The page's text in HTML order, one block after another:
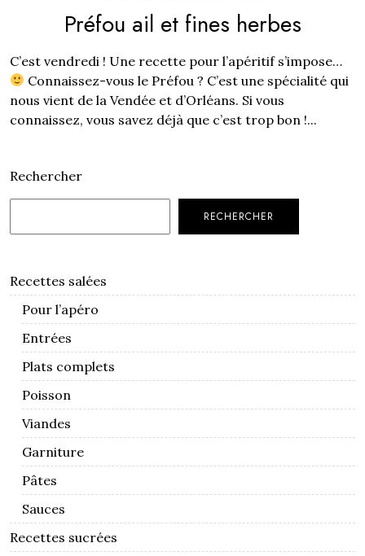
Préfou ail et fines herbes
C’est vendredi ! Une recette pour l’apéritif s’impose…
Connaissez-vous le Préfou ? C’est une spécialité qui
nous vient de la Vendée et d’Orléans. Si vous
connaissez, vous savez déjà que c’est trop bon !...
Rechercher
RECHERCHER
Recettes salées
Pour l’apéro
Entrées
Plats complets
Poisson
Viandes
Garniture
Pâtes
Sauces
Recettes sucrées